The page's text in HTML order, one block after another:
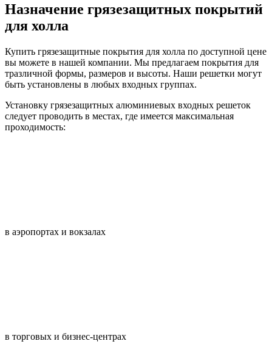
Назначение грязезащитных покрытий
для холла
Купить грязезащитные покрытия для холла по доступной цене
вы можете в нашей компании. Мы предлагаем покрытия для
тразличной формы, размеров и высоты. Наши решетки могут
быть установлены в любых входных группах.
Установку грязезащитных алюминиевых входных решеток
следует проводить в местах, где имеется максимальная
проходимость:
в аэропортах и вокзалах
в торговых и бизнес-центрах